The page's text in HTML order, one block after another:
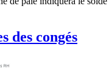
des congés